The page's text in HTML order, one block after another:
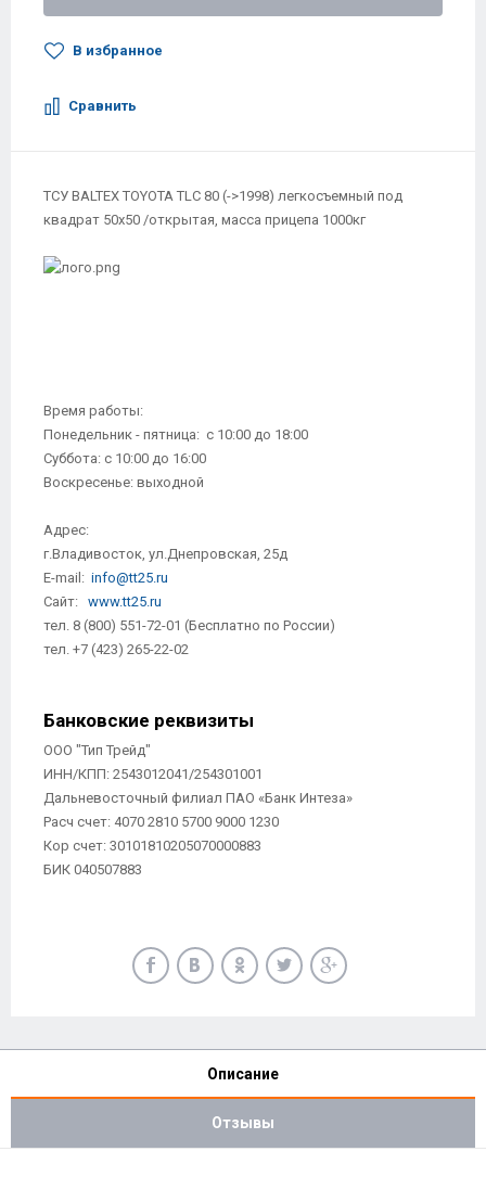
В избранное
Сравнить
ТСУ BALTEX TOYOTA TLC 80 (->1998) легкосъемный под
квадрат 50х50 /открытая, масса прицепа 1000кг
Время работы:
Понедельник - пятница: с 10:00 до 18:00
Суббота: с 10:00 до 16:00
Воскресенье: выходной
Адрес:
г.Владивосток, ул.Днепровская, 25д
E-mail: info@tt25.ru
Сайт: www.tt25.ru
тел. 8 (800) 551-72-01 (Бесплатно по России)
тел. +7 (423) 265-22-02
Банковские реквизиты
ООО "Тип Трейд"
ИНН/КПП: 2543012041/254301001
Дальневосточный филиал ПАО «Банк Интеза»
Расч счет: 4070 2810 5700 9000 1230
Кор счет: 30101810205070000883
БИК 040507883
Описание
Отзывы